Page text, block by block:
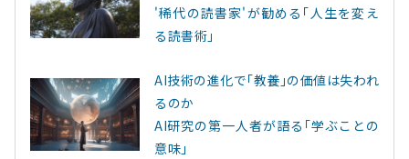
'稀代の読書家'が勧める｢人生を変え
る読書術｣
AI技術の進化で｢教養｣の価値は失われ
るのか
AI研究の第一人者が語る｢学ぶことの
意味｣